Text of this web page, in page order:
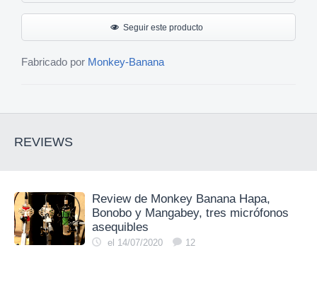
Seguir este producto
Fabricado por Monkey-Banana
REVIEWS
Review de Monkey Banana Hapa,
Bonobo y Mangabey, tres micrófonos
asequibles
el 14/07/2020 12